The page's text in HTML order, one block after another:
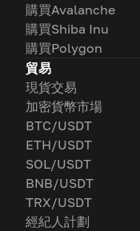
購買Avalanche
購買Shiba Inu
購買Polygon
貿易
現貨交易
加密貨幣市場
BTC/USDT
ETH/USDT
SOL/USDT
BNB/USDT
TRX/USDT
經紀人計劃